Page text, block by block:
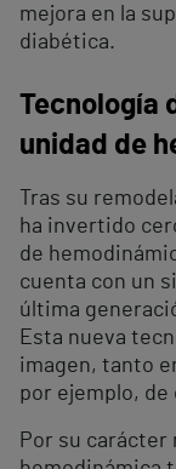
mejora en la
diabética.
Tecnología
unidad de
Tras su
ha invertido
de
cuenta con un
última
Esta nueva
imagen, tanto
por ejemplo, de
Por su carácter